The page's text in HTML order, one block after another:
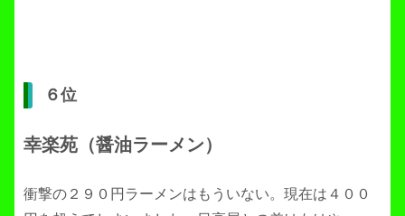
６位
幸楽苑（醤油ラーメン）
衝撃の２９０円ラーメンはもういない。現在は４００